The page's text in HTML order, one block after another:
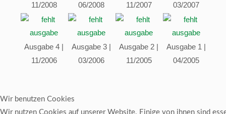
11/2008
06/2008
11/2007
03/2007
Ausgabe 4 |
11/2006
Ausgabe 3 |
03/2006
Ausgabe 2 |
11/2005
Ausgabe 1 |
04/2005
Wir benutzen Cookies
Wir nutzen Cookies auf unserer Website. Einige von ihnen sind